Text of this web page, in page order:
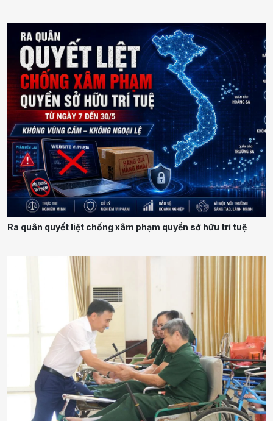
Ra quân quyết liệt chống xâm phạm quyền sở hữu trí tuệ